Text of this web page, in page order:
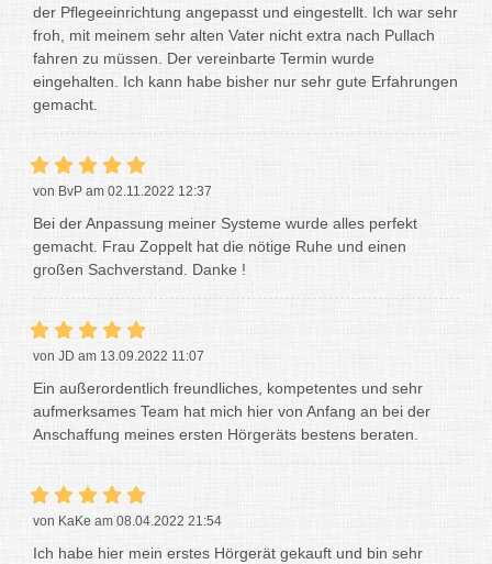
der Pflegeeinrichtung angepasst und eingestellt. Ich war sehr
froh, mit meinem sehr alten Vater nicht extra nach Pullach
fahren zu müssen. Der vereinbarte Termin wurde
eingehalten. Ich kann habe bisher nur sehr gute Erfahrungen
gemacht.
von BvP am 02.11.2022 12:37
Bei der Anpassung meiner Systeme wurde alles perfekt
gemacht. Frau Zoppelt hat die nötige Ruhe und einen
großen Sachverstand. Danke !
von JD am 13.09.2022 11:07
Ein außerordentlich freundliches, kompetentes und sehr
aufmerksames Team hat mich hier von Anfang an bei der
Anschaffung meines ersten Hörgeräts bestens beraten.
von KaKe am 08.04.2022 21:54
Ich habe hier mein erstes Hörgerät gekauft und bin sehr